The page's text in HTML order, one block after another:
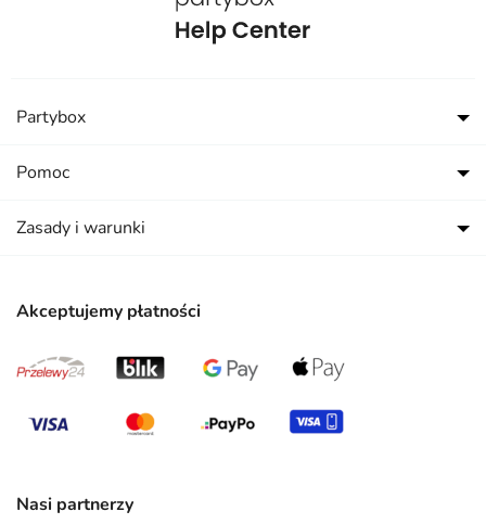
Akceptujemy płatności
Nasi partnerzy
Partybox
Pomoc
Zasady i warunki